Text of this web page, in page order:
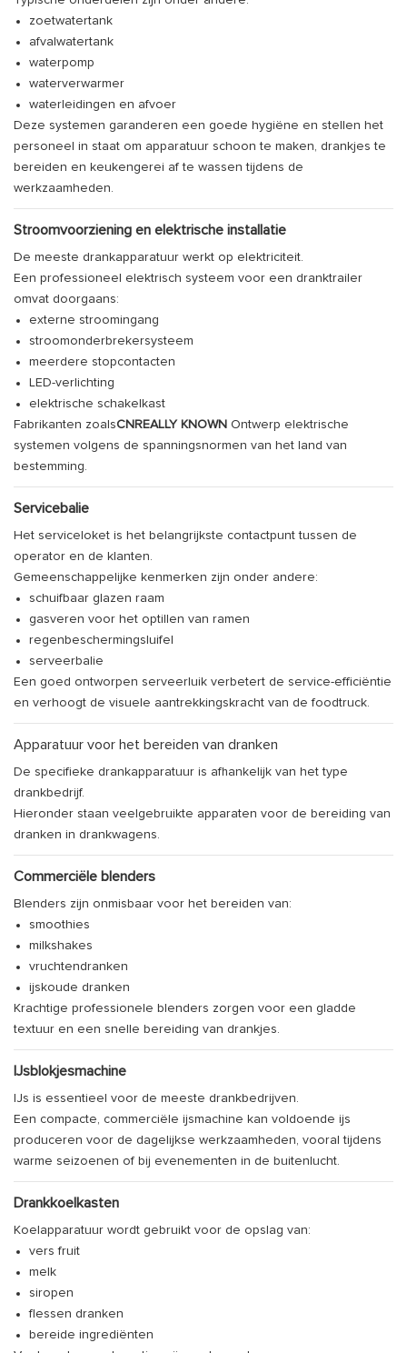
zoetwatertank
afvalwatertank
waterpomp
waterverwarmer
waterleidingen en afvoer
Deze systemen garanderen een goede hygiëne en stellen het
personeel in staat om apparatuur schoon te maken, drankjes te
bereiden en keukengerei af te wassen tijdens de
werkzaamheden.
Stroomvoorziening en elektrische installatie
De meeste drankapparatuur werkt op elektriciteit.
Een professioneel elektrisch systeem voor een dranktrailer
omvat doorgaans:
externe stroomingang
stroomonderbrekersysteem
meerdere stopcontacten
LED-verlichting
elektrische schakelkast
Fabrikanten zoalsCNREALLY KNOWN Ontwerp elektrische
systemen volgens de spanningsnormen van het land van
bestemming.
Servicebalie
Het serviceloket is het belangrijkste contactpunt tussen de
operator en de klanten.
Gemeenschappelijke kenmerken zijn onder andere:
schuifbaar glazen raam
gasveren voor het optillen van ramen
regenbeschermingsluifel
serveerbalie
Een goed ontworpen serveerluik verbetert de service-efficiëntie
en verhoogt de visuele aantrekkingskracht van de foodtruck.
Apparatuur voor het bereiden van dranken
De specifieke drankapparatuur is afhankelijk van het type
drankbedrijf.
Hieronder staan ​​veelgebruikte apparaten voor de bereiding van
dranken in drankwagens.
Commerciële blenders
Blenders zijn onmisbaar voor het bereiden van:
smoothies
milkshakes
vruchtendranken
ijskoude dranken
Krachtige professionele blenders zorgen voor een gladde
textuur en een snelle bereiding van drankjes.
IJsblokjesmachine
IJs is essentieel voor de meeste drankbedrijven.
Een compacte, commerciële ijsmachine kan voldoende ijs
produceren voor de dagelijkse werkzaamheden, vooral tijdens
warme seizoenen of bij evenementen in de buitenlucht.
Drankkoelkasten
Koelapparatuur wordt gebruikt voor de opslag van:
vers fruit
melk
siropen
flessen dranken
bereide ingrediënten